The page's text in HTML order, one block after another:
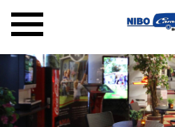
Toggle
navigation